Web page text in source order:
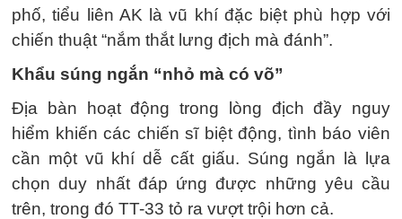
phố, tiểu liên AK là vũ khí đặc biệt phù hợp với
chiến thuật “nắm thắt lưng địch mà đánh”.
Khẩu súng ngắn “nhỏ mà có võ”
Địa bàn hoạt động trong lòng địch đầy nguy
hiểm khiến các chiến sĩ biệt động, tình báo viên
cần một vũ khí dễ cất giấu. Súng ngắn là lựa
chọn duy nhất đáp ứng được những yêu cầu
trên, trong đó TT-33 tỏ ra vượt trội hơn cả.